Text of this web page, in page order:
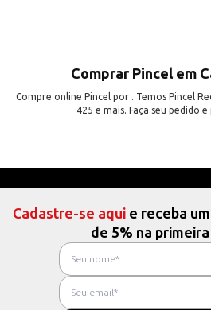
Comprar Pincel em
Compre online Pincel por . Temos Pincel
425 e mais. Faça seu pedido
Cadastre-se aqui e receba
de 5% na